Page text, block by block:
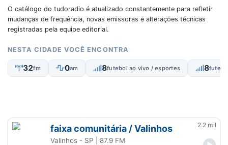
O catálogo do tudoradio é atualizado constantemente para refletir
mudanças de frequência, novas emissoras e alterações técnicas
registradas pela equipe editorial.
NESTA CIDADE VOCÊ ENCONTRA
32fm 0am 8futebol ao vivo / esportes 8
faixa comunitária / Valinhos 2.2 mil
Valinhos - SP | 87.9 FM